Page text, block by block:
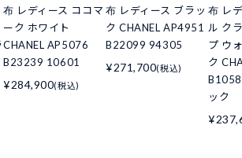
布 レディース ココマ
ーク ホワイト
CHANEL AP5076
B23239 10601
¥284,900(税込)
布 レディース ブラッ
ク CHANEL AP4951
B22099 94305
¥271,700(税込)
布 レ
ル ク
プ ウ
ク
ック